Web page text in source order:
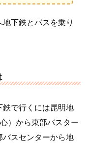
下鉄とバスを乗り
で行くには昆明地
）から東部バスター
スセンターから地